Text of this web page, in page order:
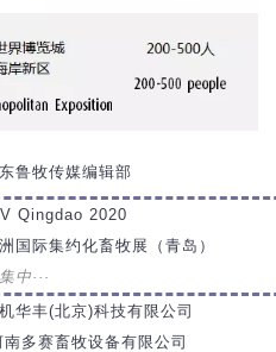
鲁牧传媒编辑部
Qingdao 2020
国际集约化畜牧展（青岛）
中···
华丰(北京)科技有限公司
南多赛畜牧设备有限公司